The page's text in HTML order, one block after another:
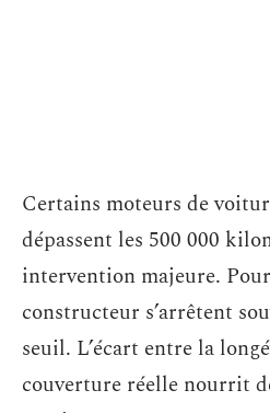
Certains moteurs de
dépassent les 500 000
intervention majeure.
constructeur s’arrêtent
seuil. L’écart entre la
couverture réelle nourrit